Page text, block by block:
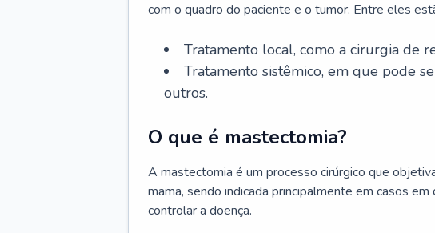
com o quadro do paciente e o tumor. Entre eles
Tratamento local, como a cirurgia de
Tratamento sistêmico, em que pode
outros.
O que é mastectomia?
A mastectomia é um processo cirúrgico que
mama, sendo indicada principalmente em casos
controlar a doença.